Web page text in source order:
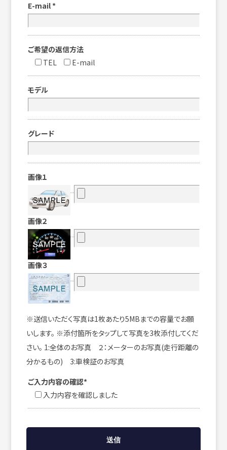
E-mail *
ご希望の返信方法
TEL
E-mail
モデル
グレード
画像１
画像２
画像３
※送信いただく写真は1枚あたり5MBまでの容量でお願
いします。 ※添付箇所をタップして写真を3枚添付してくだ
さい。 1:全体のお写真 ２：メーターのお写真(走行距離の
分かるもの) 3:車検証のお写真
ご入力内容の確認*
入力内容を確認しました